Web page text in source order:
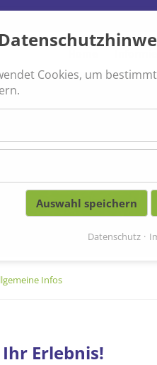
Navigation
Infos
Erlebnis!
Cookies, um
Auswahl speichern
Datenschutz